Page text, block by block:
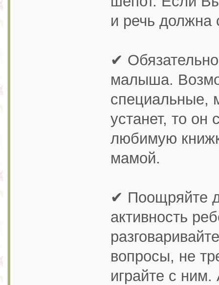
и речь должна
✔
малыша.
специальные,
устанет, то он
любимую
мамой.
✔ Поощряйте
активность
вопросы, не
играйте с